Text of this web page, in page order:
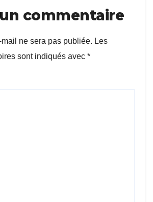
commentaire
ne sera pas publiée. Les
sont indiqués avec *